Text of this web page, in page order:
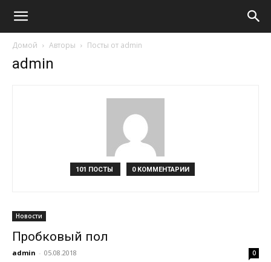
Домой Авторы Посты от admin
admin
101 ПОСТЫ 0 КОММЕНТАРИИ
Новости
Пробковый пол
admin - 05.08.2018 0